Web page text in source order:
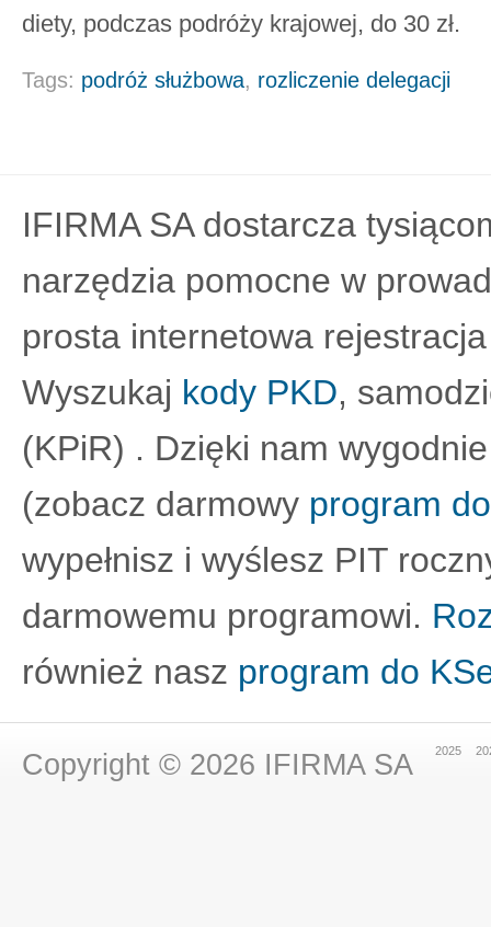
diety, podczas podróży krajowej, do 30 zł.
Tags: podróż służbowa, rozliczenie delegacji
IFIRMA SA dostarcza
narzędzia pomocne w
prosta internetowa
Wyszukaj kody PKD,
(KPiR) . Dzięki nam
(zobacz darmowy program
wypełnisz i wyślesz PIT
darmowemu programowi.
również nasz program do
2025
Copyright © 2026 IFIRMA SA